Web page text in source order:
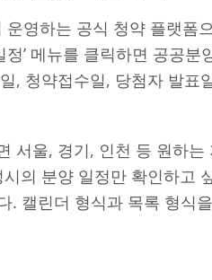
영하는 공식 청약 플랫폼
정’ 메뉴를 클릭하면 공공
, 청약접수일, 당첨자 발
서울, 경기, 인천 등 원하
의 분양 일정만 확인하고
. 캘린더 형식과 목록 형